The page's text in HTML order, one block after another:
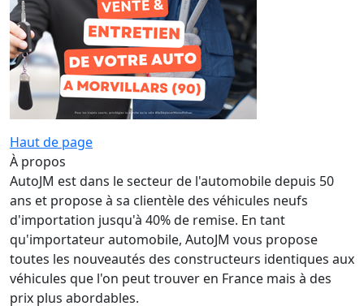
Haut de page
À propos
AutoJM est dans le secteur de l'automobile depuis 50
ans et propose à sa clientèle des véhicules neufs
d'importation jusqu'à 40% de remise. En tant
qu'importateur automobile, AutoJM vous propose
toutes les nouveautés des constructeurs identiques aux
véhicules que l'on peut trouver en France mais à des
prix plus abordables.